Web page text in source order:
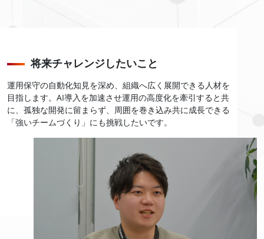
将来チャレンジしたいこと
運用保守の自動化知見を深め、組織へ広く展開できる人材を
目指します。AI導入を加速させ運用の高度化を牽引すると共
に、孤独な開発に留まらず、周囲を巻き込み共に成長できる
「強いチームづくり」にも挑戦したいです。